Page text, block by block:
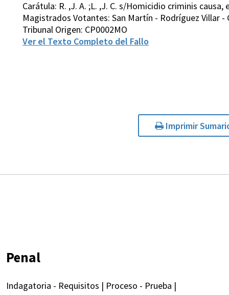
Carátula: R. ,J. A. ;L. ,J. C. s/Homicidio criminis causa,
Magistrados Votantes: San Martín - Rodríguez Villar -
Tribunal Origen: CP0002MO
Ver el Texto Completo del Fallo
Imprimir
Penal
Indagatoria - Requisitos | Proceso - Prueba |